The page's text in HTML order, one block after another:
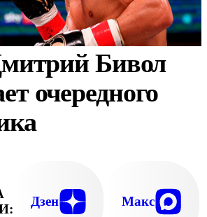
Бивол
очередного
Дзен Макс